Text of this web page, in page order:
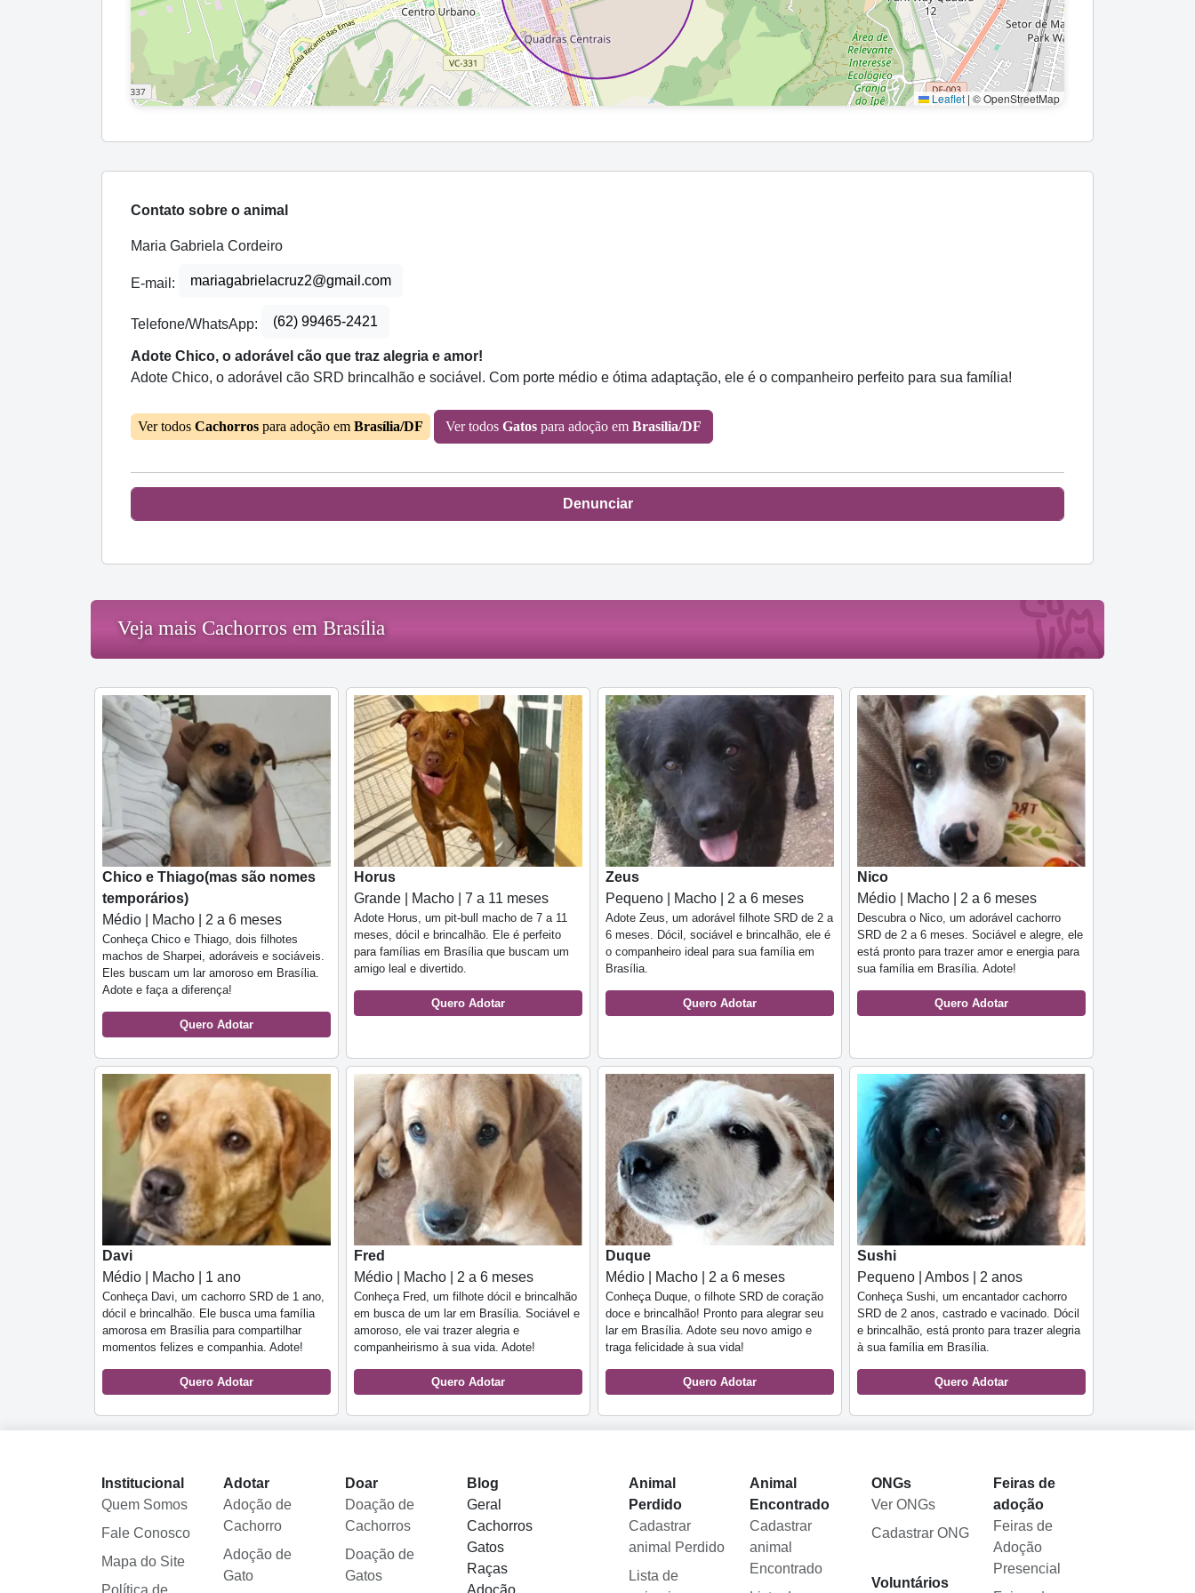
Leaflet | © OpenStreetMap
Contato sobre o animal
Maria Gabriela Cordeiro
E-mail: mariagabrielacruz2@gmail.com
Telefone/WhatsApp: (62) 99465-2421
Adote Chico, o adorável cão que traz alegria e amor!
Adote Chico, o adorável cão SRD brincalhão e sociável. Com porte médio e ótima adaptação, ele é o companheiro perfeito para sua família!
Ver todos Cachorros para adoção em Brasília/DF Ver todos Gatos para adoção em Brasília/DF
Denunciar
Veja mais Cachorros em Brasília
Chico e Thiago(mas são nomes
temporários)
Médio | Macho | 2 a 6 meses
Conheça Chico e Thiago, dois filhotes
machos de Sharpei, adoráveis e sociáveis.
Eles buscam um lar amoroso em Brasília.
Adote e faça a diferença!
Quero Adotar
Horus
Grande | Macho | 7 a 11 meses
Adote Horus, um pit-bull macho de 7 a 11
meses, dócil e brincalhão. Ele é perfeito
para famílias em Brasília que buscam um
amigo leal e divertido.
Quero Adotar
Zeus
Pequeno | Macho | 2 a 6 meses
Adote Zeus, um adorável filhote SRD de 2 a
6 meses. Dócil, sociável e brincalhão, ele é
o companheiro ideal para sua família em
Brasília.
Quero Adotar
Nico
Médio | Macho | 2 a 6 meses
Descubra o Nico, um adorável cachorro
SRD de 2 a 6 meses. Sociável e alegre, ele
está pronto para trazer amor e energia para
sua família em Brasília. Adote!
Quero Adotar
Davi
Médio | Macho | 1 ano
Conheça Davi, um cachorro SRD de 1 ano,
dócil e brincalhão. Ele busca uma família
amorosa em Brasília para compartilhar
momentos felizes e companhia. Adote!
Quero Adotar
Fred
Médio | Macho | 2 a 6 meses
Conheça Fred, um filhote dócil e brincalhão
em busca de um lar em Brasília. Sociável e
amoroso, ele vai trazer alegria e
companheirismo à sua vida. Adote!
Quero Adotar
Duque
Médio | Macho | 2 a 6 meses
Conheça Duque, o filhote SRD de coração
doce e brincalhão! Pronto para alegrar seu
lar em Brasília. Adote seu novo amigo e
traga felicidade à sua vida!
Quero Adotar
Sushi
Pequeno | Ambos | 2 anos
Conheça Sushi, um encantador cachorro
SRD de 2 anos, castrado e vacinado. Dócil
e brincalhão, está pronto para trazer alegria
à sua família em Brasília.
Quero Adotar
Institucional
Quem Somos
Fale Conosco
Mapa do Site
Política de
Adotar
Adoção de
Cachorro
Adoção de
Gato
Doar
Doação de
Cachorros
Doação de
Gatos
Blog
Geral
Cachorros
Gatos
Raças
Adoção
Animal
Perdido
Cadastrar
animal Perdido
Lista de
Animal
Encontrado
Cadastrar
animal
Encontrado
ONGs
Ver ONGs
Cadastrar ONG
Voluntários
Feiras de
adoção
Feiras de
Adoção
Presencial